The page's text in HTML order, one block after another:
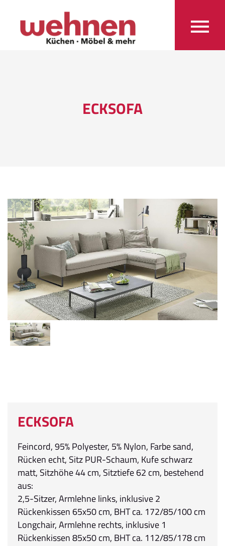
ECKSOFA
ECKSOFA
Feincord, 95% Polyester, 5% Nylon, Farbe sand,
Rücken echt, Sitz PUR-Schaum, Kufe schwarz
matt, Sitzhöhe 44 cm, Sitztiefe 62 cm, bestehend
aus:
2,5-Sitzer, Armlehne links, inklusive 2
Rückenkissen 65x50 cm, BHT ca. 172/85/100 cm
Longchair, Armlehne rechts, inklusive 1
Rückenkissen 85x50 cm, BHT ca. 112/85/178 cm